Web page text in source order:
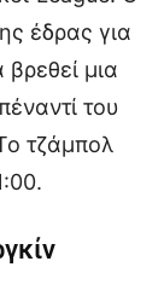
έδρας για
βρεθεί μια
του
τζάμπολ